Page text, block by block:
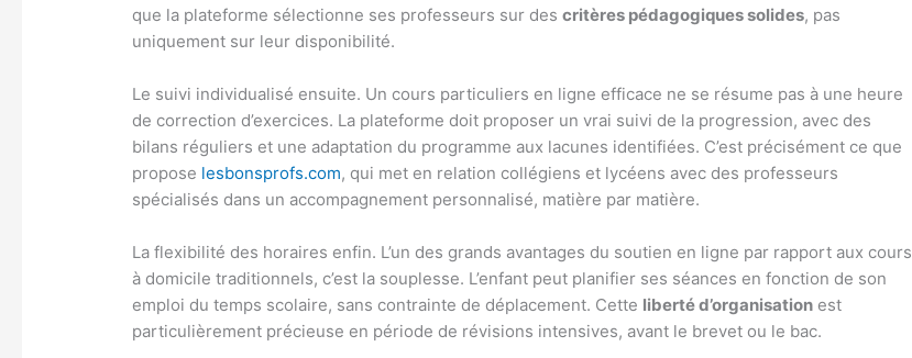
que la plateforme sélectionne ses professeurs sur descritères pédagogiques solides, pas
uniquement sur leur disponibilité.
Le suivi individualisé ensuite. Un cours particuliers en ligne efficace ne se résume pas à une heure
de correction d’exercices. La plateforme doit proposer un vrai suivi de la progression, avec des
bilans réguliers et une adaptation du programme aux lacunes identifiées. C’est précisément ce que
propose lesbonsprofs.com, qui met en relation collégiens et lycéens avec des professeurs
spécialisés dans un accompagnement personnalisé, matière par matière.
La flexibilité des horaires enfin. L’un des grands avantages du soutien en ligne par rapport aux cours
à domicile traditionnels, c’est la souplesse. L’enfant peut planifier ses séances en fonction de son
emploi du temps scolaire, sans contrainte de déplacement. Cette liberté d’organisation est
particulièrement précieuse en période de révisions intensives, avant le brevet ou le bac.